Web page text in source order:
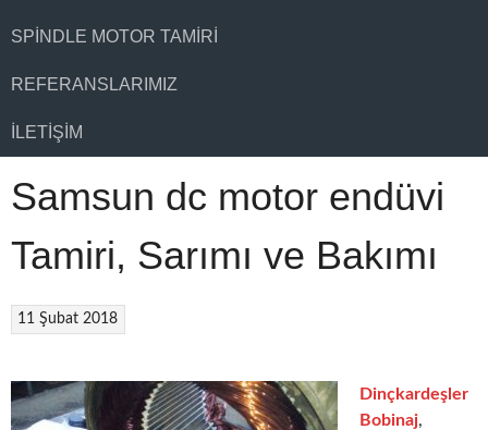
SPINDLE MOTOR TAMIRI
REFERANSLARIMIZ
İLETIŞIM
Samsun dc motor endüvi
Tamiri, Sarımı ve Bakımı
11 Şubat 2018
Dinçkardeşler
Bobinaj,